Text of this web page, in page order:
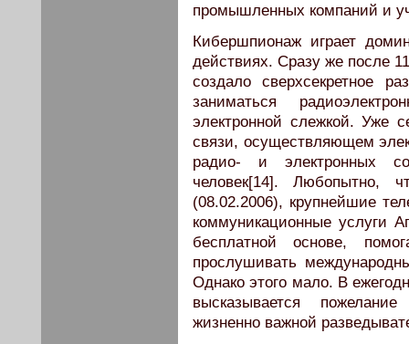
промышленных компаний и
Кибершпионаж играет
действиях. Сразу же после
создало сверхсекретное
заниматься
электронной слежкой. Уже
связи, осуществляющем
радио- и электронных
человек[14]. Любопытно,
(08.02.2006), крупнейшие
коммуникационные услуги
бесплатной основе,
прослушивать
Однако этого мало. В
высказывается
жизненно важной